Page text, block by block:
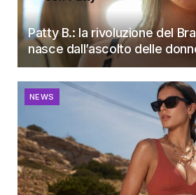
Patty B.: la rivoluzione del
nasce dall’ascolto delle
NEWS